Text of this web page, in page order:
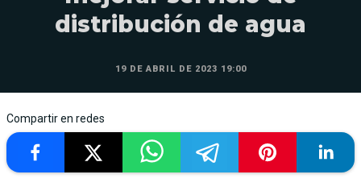
distribución de agua
19 DE ABRIL DE 2023 19:00
Compartir en redes